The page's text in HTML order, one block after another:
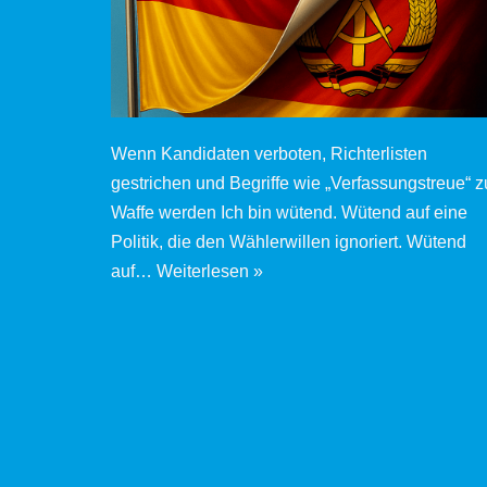
Wenn Kandidaten verboten, Richterlisten
gestrichen und Begriffe wie „Verfassungstreue“
Waffe werden Ich bin wütend. Wütend auf eine
Politik, die den Wählerwillen ignoriert. Wütend
auf… Weiterlesen »